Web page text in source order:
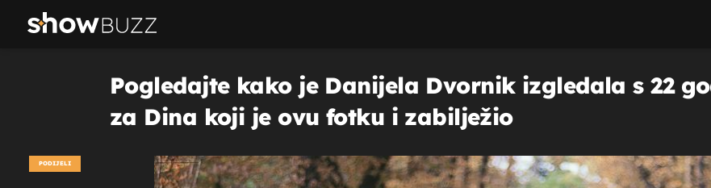
Pogledajte kako je Danijela Dvornik izgledala s 22
za Dina koji je ovu fotku i zabilježio
PODIJELI
POGLEDAJ